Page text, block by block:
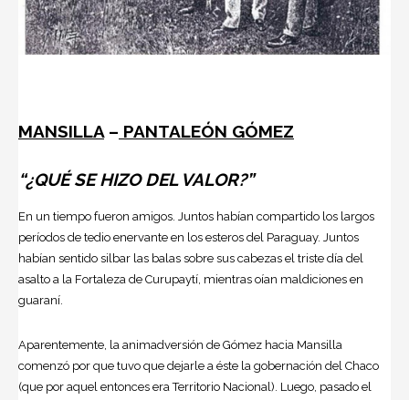
MANSILLA– PANTALEÓN GÓMEZ
“¿QUÉ SE HIZO DEL VALOR?”
En un tiempo fueron amigos. Juntos habían compartido los largos
períodos de tedio enervante en los esteros del Paraguay. Juntos
habían sentido silbar las balas sobre sus cabezas el triste día del
asalto a la Fortaleza de Curupaytí, mientras oían maldiciones en
guaraní.
Aparentemente, la animadversión de Gómez hacia Mansilla
comenzó por que tuvo que dejarle a éste la gobernación del Chaco
(que por aquel entonces era Territorio Nacional). Luego, pasado el